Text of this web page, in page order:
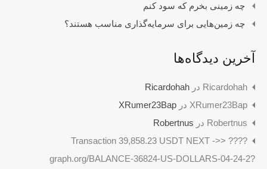
چه زمینی بخرم که سود کنم
چه زمین‌هایی برای سرمایه‌گذاری مناسب هستند؟
آخرین دیدگاه‌ها
Ricardohah در Ricardohah
XRumer23Bap در XRumer23Bap
Robertnus در Robertnus
???? Transaction 39,858.23 USDT NEXT ->>
graph.org/BALANCE-36824-US-DOLLARS-04-24-2?